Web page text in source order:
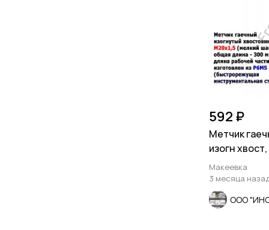
592 ₽
Метчик
изогн
мелкий шаг,
Макеевка
3 месяца
ООО